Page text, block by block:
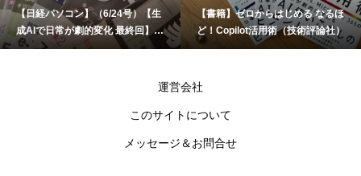
【日経パソコン】（6/24号）【生
成AIで日常が劇的変化 最終回】 A
I時代のアプリケーション／サービ
【書籍】ゼロからはじめる なるほ
ど！Copilot活用術（技術評論社）
運営会社
このサイトについて
メッセージ＆お問合せ